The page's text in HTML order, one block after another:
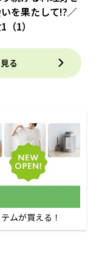
を果たして!?／
1）
る
ムが買える！